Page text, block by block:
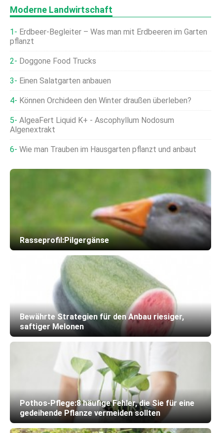
Moderne Landwirtschaft
Erdbeer-Begleiter – Was man mit Erdbeeren im Garten
pflanzt
Doggone Food Trucks
Einen Salatgarten anbauen
Können Orchideen den Winter draußen überleben?
AlgeaFert Liquid K+ - Ascophyllum Nodosum
Algenextrakt
Wie man Trauben im Hausgarten pflanzt und anbaut
Rasseprofil:Pilgergänse
Bewährte Strategien für den Anbau riesiger,
saftiger Melonen
Pothos-Pflege:8 häufige Fehler, die Sie für eine
gedeihende Pflanze vermeiden sollten